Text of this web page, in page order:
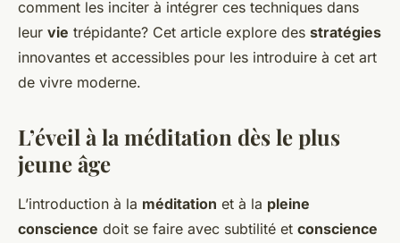
comment les inciter à intégrer ces techniques dans
leur vie trépidante? Cet article explore des stratégies
innovantes et accessibles pour les introduire à cet art
de vivre moderne.
L’éveil à la méditation dès le plus
jeune âge
L’introduction à la méditation et à la pleine
conscience doit se faire avec subtilité et conscience